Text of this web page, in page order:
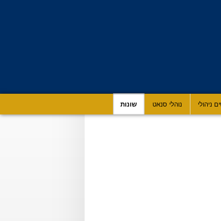
ניהולי נוהלי סנאט שונות